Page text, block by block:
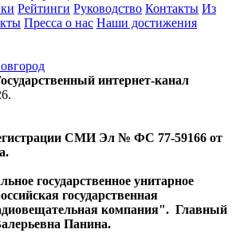
Рейтинги Руководство Контакты Из
Пресса о нас Наши достижения
интернет-канал
.
СМИ Эл № ФС 77-59166 от
государственное унитарное
государственная
компания". Главный
Панина.